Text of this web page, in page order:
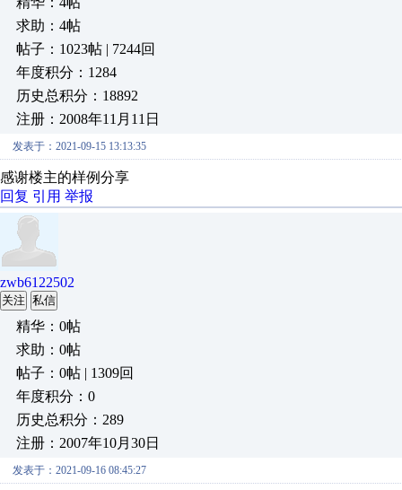
求助：4帖
帖子：1023帖 | 7244回
年度积分：1284
历史总积分：18892
注册：2008年11月11日
发表于：2021-09-15 13:13:35
感谢楼主的样例分享
回复 引用 举报
zwb6122502
关注 私信
精华：0帖
求助：0帖
帖子：0帖 | 1309回
年度积分：0
历史总积分：289
注册：2007年10月30日
发表于：2021-09-16 08:45:27